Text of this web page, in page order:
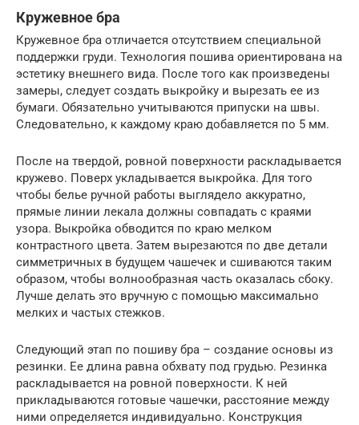
Кружевное бра
Кружевное бра отличается отсутствием специальной
поддержки груди. Технология пошива ориентирована на
эстетику внешнего вида. После того как произведены
замеры, следует создать выкройку и вырезать ее из
бумаги. Обязательно учитываются припуски на швы.
Следовательно, к каждому краю добавляется по 5 мм.
После на твердой, ровной поверхности раскладывается
кружево. Поверх укладывается выкройка. Для того
чтобы белье ручной работы выглядело аккуратно,
прямые линии лекала должны совпадать с краями
узора. Выкройка обводится по краю мелком
контрастного цвета. Затем вырезаются по две детали
симметричных в будущем чашечек и сшиваются таким
образом, чтобы волнообразная часть оказалась сбоку.
Лучше делать это вручную с помощью максимально
мелких и частых стежков.
Следующий этап по пошиву бра – создание основы из
резинки. Ее длина равна обхвату под грудью. Резинка
раскладывается на ровной поверхности. К ней
прикладываются готовые чашечки, расстояние между
ними определяется индивидуально. Конструкция